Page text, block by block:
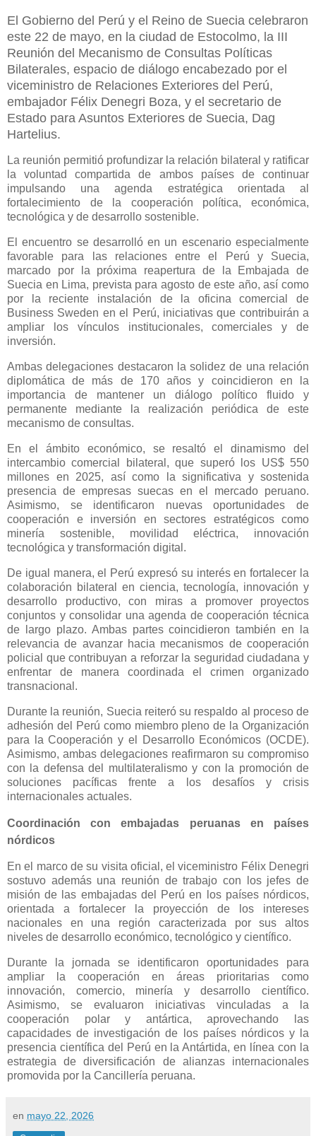
El Gobierno del Perú y el Reino de Suecia celebraron
este 22 de mayo, en la ciudad de Estocolmo, la III
Reunión del Mecanismo de Consultas Políticas
Bilaterales, espacio de diálogo encabezado por el
viceministro de Relaciones Exteriores del Perú,
embajador Félix Denegri Boza, y el secretario de
Estado para Asuntos Exteriores de Suecia, Dag
Hartelius.
La reunión permitió profundizar la relación bilateral y ratificar
la voluntad compartida de ambos países de continuar
impulsando una agenda estratégica orientada al
fortalecimiento de la cooperación política, económica,
tecnológica y de desarrollo sostenible.
El encuentro se desarrolló en un escenario especialmente
favorable para las relaciones entre el Perú y Suecia,
marcado por la próxima reapertura de la Embajada de
Suecia en Lima, prevista para agosto de este año, así como
por la reciente instalación de la oficina comercial de
Business Sweden en el Perú, iniciativas que contribuirán a
ampliar los vínculos institucionales, comerciales y de
inversión.
Ambas delegaciones destacaron la solidez de una relación
diplomática de más de 170 años y coincidieron en la
importancia de mantener un diálogo político fluido y
permanente mediante la realización periódica de este
mecanismo de consultas.
En el ámbito económico, se resaltó el dinamismo del
intercambio comercial bilateral, que superó los US$ 550
millones en 2025, así como la significativa y sostenida
presencia de empresas suecas en el mercado peruano.
Asimismo, se identificaron nuevas oportunidades de
cooperación e inversión en sectores estratégicos como
minería sostenible, movilidad eléctrica, innovación
tecnológica y transformación digital.
De igual manera, el Perú expresó su interés en fortalecer la
colaboración bilateral en ciencia, tecnología, innovación y
desarrollo productivo, con miras a promover proyectos
conjuntos y consolidar una agenda de cooperación técnica
de largo plazo. Ambas partes coincidieron también en la
relevancia de avanzar hacia mecanismos de cooperación
policial que contribuyan a reforzar la seguridad ciudadana y
enfrentar de manera coordinada el crimen organizado
transnacional.
Durante la reunión, Suecia reiteró su respaldo al proceso de
adhesión del Perú como miembro pleno de la Organización
para la Cooperación y el Desarrollo Económicos (OCDE).
Asimismo, ambas delegaciones reafirmaron su compromiso
con la defensa del multilateralismo y con la promoción de
soluciones pacíficas frente a los desafíos y crisis
internacionales actuales.
Coordinación con embajadas peruanas en países
nórdicos
En el marco de su visita oficial, el viceministro Félix Denegri
sostuvo además una reunión de trabajo con los jefes de
misión de las embajadas del Perú en los países nórdicos,
orientada a fortalecer la proyección de los intereses
nacionales en una región caracterizada por sus altos
niveles de desarrollo económico, tecnológico y científico.
Durante la jornada se identificaron oportunidades para
ampliar la cooperación en áreas prioritarias como
innovación, comercio, minería y desarrollo científico.
Asimismo, se evaluaron iniciativas vinculadas a la
cooperación polar y antártica, aprovechando las
capacidades de investigación de los países nórdicos y la
presencia científica del Perú en la Antártida, en línea con la
estrategia de diversificación de alianzas internacionales
promovida por la Cancillería peruana.
en mayo 22, 2026